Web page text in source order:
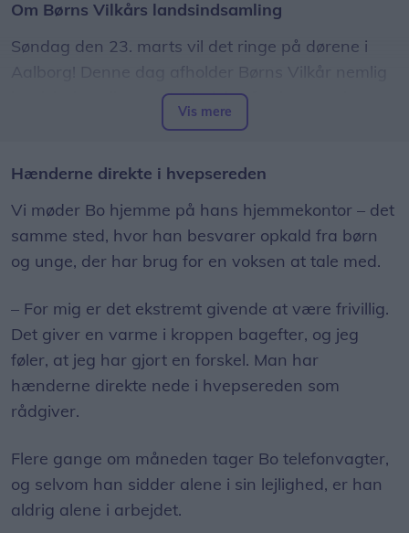
Om Børns Vilkårs landsindsamling
Søndag den 23. marts vil det ringe på dørene i
Aalborg! Denne dag afholder Børns Vilkår nemlig
landsindsamling, og tusindvis af voksne og børn
landet over vil samle ind til BørneTelefonen og
mange børn og unge, der kontakter de to
rådgivningslinjer, kan få hjælp, når de har brug for
det.
Sidste år havde de frivillige rådgivere på
BørneTelefonen og HØRT over 64.000 samtaler
med børn og unge – det er dethøjeste antal
nogensinde, og det svarer til en samtale hvert 8.
minut.
Samtalerne handlede bl.a. om omsorgssvigt,
selvskade, vold, selvmordstanker, mobning og
ensomhed. Hver fjerde samtale handlede om
Vis mere
Hænderne direkte i hvepsereden
Vi møder Bo hjemme på hans hjemmekontor – det
samme sted, hvor han besvarer opkald fra børn
og unge, der har brug for en voksen at tale med.
– For mig er det ekstremt givende at være frivillig.
Det giver en varme i kroppen bagefter, og jeg
føler, at jeg har gjort en forskel. Man har
hænderne direkte nede i hvepsereden som
rådgiver.
Flere gange om måneden tager Bo telefonvagter,
og selvom han sidder alene i sin lejlighed, er han
aldrig alene i arbejdet.